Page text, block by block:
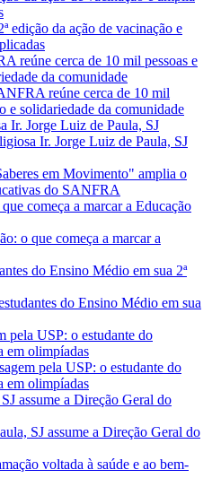
edição da ação de vacinação e
reúne cerca de 10 mil
e solidariedade da comunidade
Ir. Jorge Luiz de Paula, SJ
em Movimento" amplia o
do SANFRA
o que começa a marcar a
do Ensino Médio em sua
pela USP: o estudante do
em olimpíadas
SJ assume a Direção Geral do